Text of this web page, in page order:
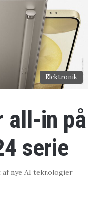
Elektronik
all-in på
serie
af nye AI teknologier